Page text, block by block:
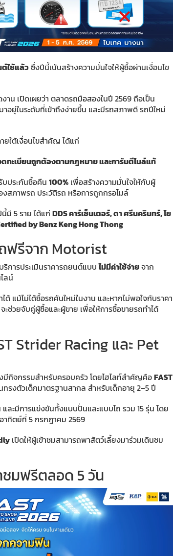
ใช้แล้วซึ่งปีนี้เน้นสร้างความมั่นใจให้ผู้ซื้อผ่านเงื่อนไข
าน เปิดเผยว่า ตลาดรถมือสองในปี 2569 ถือเป็น
อยู่ในระดับที่เข้าถึงง่ายขึ้น และมีรถสภาพดี รถปีใหม่
ยใต้เงื่อนไขสำคัญ ได้แก่
ดทะเบียนถูกต้องตามกฎหมาย และการันตีไมล์แท้
บประกันซื้อคืน 100% เพื่อสร้างความมั่นใจให้กับผู้
สภาพรถ ประวัติรถ หรือการถูกกรอไมล์
มี 5 ราย ได้แก่ DDS คาร์เซ็นเตอร์, ดา ศรีนครินทร์, โย
by Benz Keng Hong Thong
ฟรีจาก Motorist
การประเมินราคารถยนต์แบบไม่มีค่าใช้จ่ายจาก
ลน์
ได้ แม้ไม่ได้ซื้อรถคันใหม่ในงาน และหากไม่พอใจกับราคา
ช่วยจับคู่ผู้ซื้อและผู้ขาย เพื่อให้การซื้อขายรถทำได้
Strider Racing และ Pet
กิจกรรมสำหรับครอบครัว โดยไฮไลท์สำคัญคือFAST
รงตัวเด็กมาตรฐานสากล สำหรับเด็กอายุ 2–5 ปี
ละมีการแข่งขันทั้งแบบปั่นและแบบไถ รวม 15 รุ่น โดย
าทิตย์ที่ 5 กรกฎาคม 2569
เปิดให้ผู้เข้าชมสามารถพาสัตว์เลี้ยงมาร่วมเดินชม
ชมฟรีตลอด 5 วัน